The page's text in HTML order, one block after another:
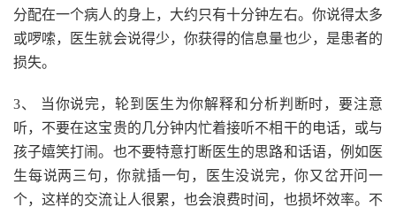
分配在一个病人的身上，大约只有十分钟左右。你说得太多
或啰嗦，医生就会说得少，你获得的信息量也少，是患者的
损失。
3、 当你说完，轮到医生为你解释和分析判断时，要注意
听，不要在这宝贵的几分钟内忙着接听不相干的电话，或与
孩子嬉笑打闹。也不要特意打断医生的思路和话语，例如医
生每说两三句，你就插一句，医生没说完，你又岔开问一
个，这样的交流让人很累，也会浪费时间，也损坏效率。不